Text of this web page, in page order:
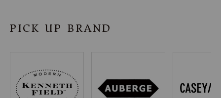
PICK UP BRAND